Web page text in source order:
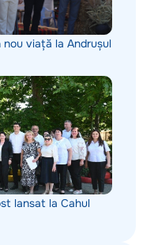
viață la Andrușul
lansat la Cahul